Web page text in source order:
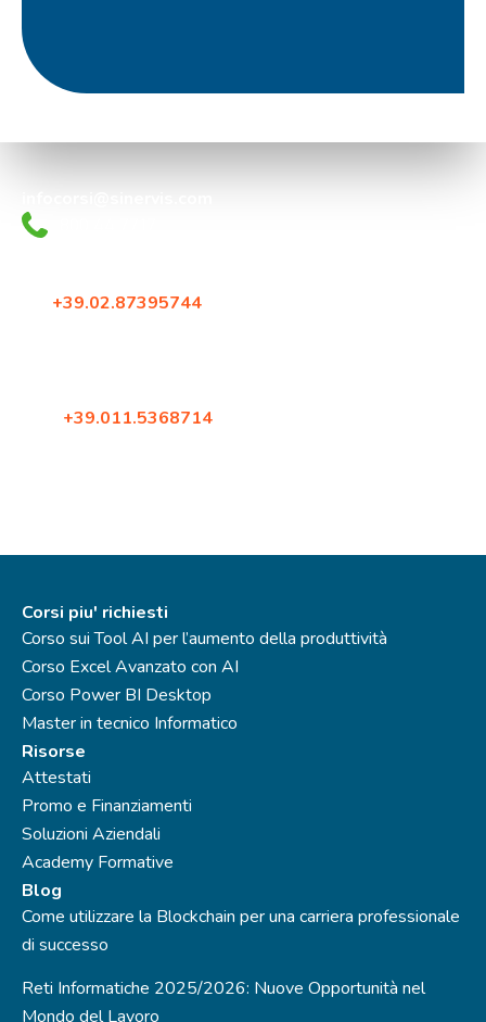
+39.02.87395744
+39.011.5368714
Corsi piu' richiesti
Corso sui Tool AI per l’aumento della produttività
Corso Excel Avanzato con AI
Corso Power BI Desktop
Master in tecnico Informatico
Risorse
Attestati
Promo e Finanziamenti
Soluzioni Aziendali
Academy Formative
Blog
Come utilizzare la Blockchain per una carriera professionale
di successo
Reti Informatiche 2025/2026: Nuove Opportunità nel
Mondo del Lavoro